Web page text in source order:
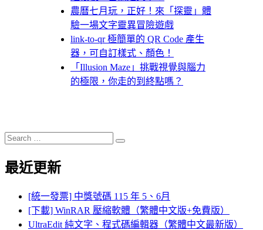
農曆七月玩，正好！來「探靈」體
驗一場文字靈異冒險遊戲
link-to-qr 極簡單的 QR Code 產生
器，可自訂樣式、顏色！
「Illusion Maze」挑戰視覺與腦力
的極限，你走的到終點嗎？
Search
for:
Search
最近更新
[統一發票] 中獎號碼 115 年 5、6月
[下載] WinRAR 壓縮軟體（繁體中文版+免費版）
UltraEdit 純文字、程式碼編輯器（繁體中文最新版）